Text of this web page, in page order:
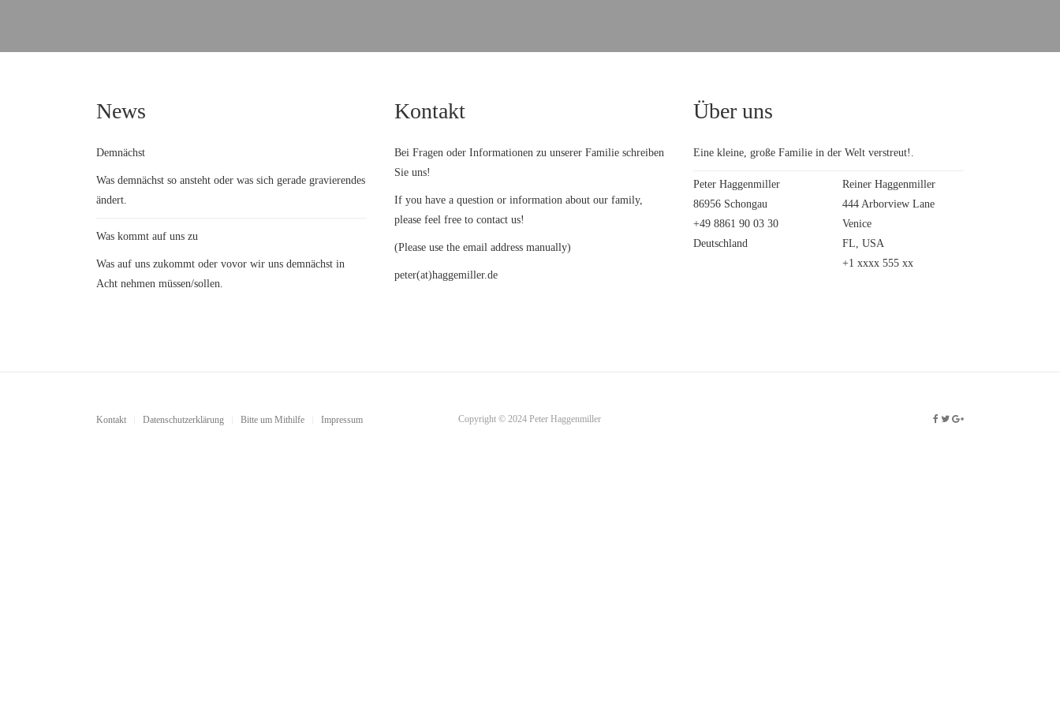
News
Demnächst
Was demnächst so ansteht oder was sich gerade gravierendes
ändert.
Was kommt auf uns zu
Was auf uns zukommt oder vovor wir uns demnächst in
Acht nehmen müssen/sollen.
Kontakt
Bei Fragen oder Informationen zu unserer Familie schreiben
Sie uns!
If you have a question or information about our family,
please feel free to contact us!
(Please use the email address manually)
peter(at)haggemiller.de
Über uns
Eine kleine, große Familie in der Welt verstreut!.
Peter Haggenmiller
86956 Schongau
+49 8861 90 03 30
Deutschland
Reiner Haggenmiller
444 Arborview Lane
Venice
FL, USA
+1 xxxx 555 xx
Kontakt Datenschutzerklärung Bitte um Mithilfe Impressum Copyright © 2024 Peter Haggenmiller